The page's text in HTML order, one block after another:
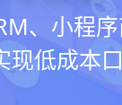
，打通从
介绍的全
、标准化
高绩效招
、自动化
深度挖掘
、小程
现低成本